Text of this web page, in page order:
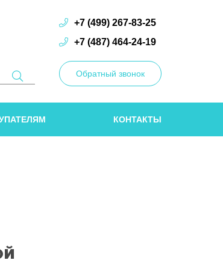
+7 (499) 267-83-25
+7 (487) 464-24-19
Обратный звонок
КОНТАКТЫ